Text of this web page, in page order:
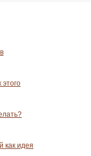
как идея